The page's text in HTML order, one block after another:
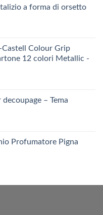
a forma di orsetto
Colour Grip
12 colori Metallic -
– Tema
Profumatore Pigna